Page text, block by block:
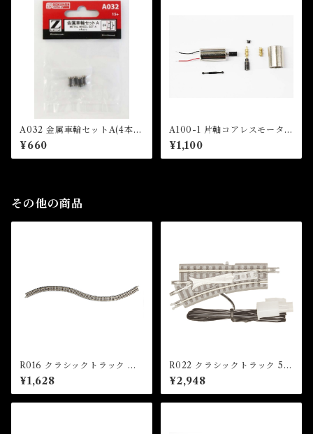
A032 金属車輪セットA(4本
入) (METAL WHEEL SET A
x 4 pcs)
¥660
A100-1 片軸コアレスモーター
(Single Shaft Coreless Mot
or)
¥1,100
その他の商品
R016 クラシックトラック フ
レキシブルレール 330mm(1本
入) (CLASSIC TRACK Flexi
ble Track 330mm x 1 set)
¥1,628
R022 クラシックトラック 55
mm 電動ポイントレール 左分
岐 (CLASSIC TRACK 55m
m Remote turnout (Left ha
¥2,948